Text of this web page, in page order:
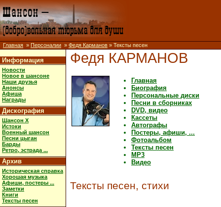
Главная » Персоналии » Федя Карманов » Тексты песен
Информация
Новости
Новое в шансоне
Наши друзья
Анонсы
Афиша
Награды
Дискография
Шансон X
Истоки
Военный шансон
Песни цыган
Барды
Ретро, эстрада ...
Архив
Историческая справка
Хорошая музыка
Афиши, постеры ...
Заметки
Книги
Тексты песен
Федя КАРМАНОВ
Главная
Биография
Персональные диски
Песни в сборниках
DVD, видео
Кассеты
Автографы
Постеры, афиши, ...
Фотоальбом
Тексты песен
MP3
Видео
Тексты песен, стихи